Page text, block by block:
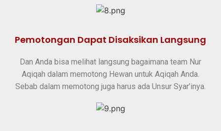
Pemotongan Dapat Disaksikan Langsung
Dan Anda bisa melihat langsung bagaimana team Nur
Aqiqah dalam memotong Hewan untuk Aqiqah Anda.
Sebab dalam memotong juga harus ada Unsur Syar’inya.